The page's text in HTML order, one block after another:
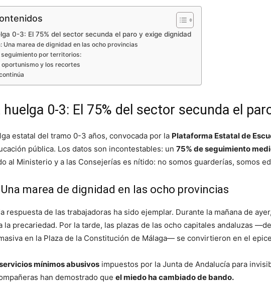
0-3: El 75% del sector secunda el paro y exige dignidad
Una marea de dignidad en las ocho provincias
seguimiento por territorios:
oportunismo y los recortes
0-3: El 75% del sector secunda el
estatal del tramo 0-3 años, convocada por la Plataforma Estatal de
pública. Los datos son incontestables: un 75% de seguimiento
al Ministerio y a las Consejerías es nítido: no somos guarderías, somos
marea de dignidad en las ocho provincias
respuesta de las trabajadoras ha sido ejemplar. Durante la mañana de
la precariedad. Por la tarde, las plazas de las ocho capitales andaluzas
en la Plaza de la Constitución de Málaga— se convirtieron en el
mínimos abusivos impuestos por la Junta de Andalucía para
han demostrado que el miedo ha cambiado de bando.